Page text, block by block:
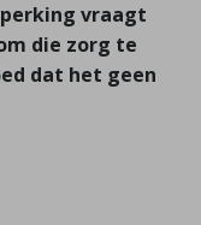
vraagt
die zorg te
dat het geen